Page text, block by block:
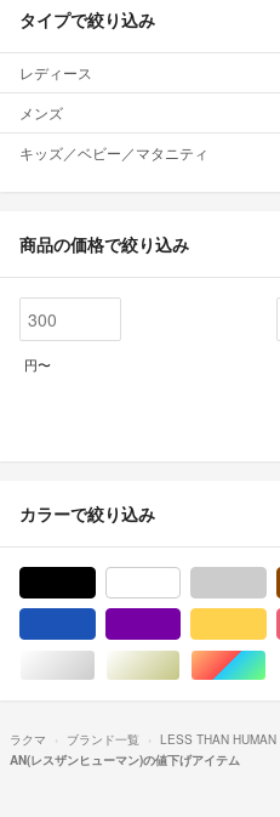
タイプで絞り込み
レディース
メンズ
キッズ／ベビー／マタニティ
商品の価格で絞り込み
円〜
カラーで絞り込み
シルバー/銀色系ゴールド/金色
ラクマ ブランド一覧 LESS THAN HUMAN
AN(レスザンヒューマン)の値下げアイテム